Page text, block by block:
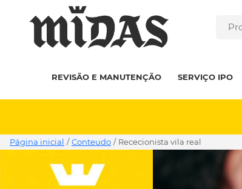
REVISÃO E MANUTENÇÃO SERVIÇO IPO
Página inicial / Conteudo / rececionista vila real